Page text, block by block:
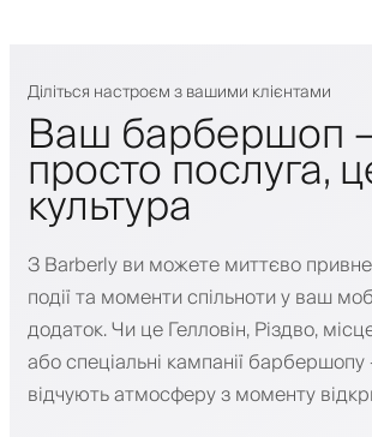
Діліться настроєм з вашими клієнтами
Ваш барбершоп
просто послуга,
культура
З Barberly ви можете миттєво
події та моменти спільноти у ваш
додаток. Чи це Гелловін, Різдво,
або спеціальні кампанії
відчують атмосферу з моменту